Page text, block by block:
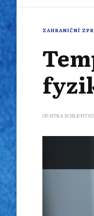
ZAHRANIČNÍ
ODJITKA